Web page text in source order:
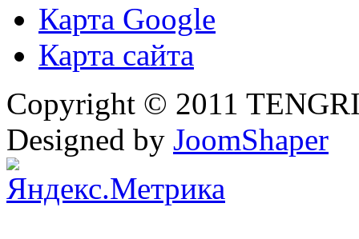
Карта Google
Карта сайта
Copyright © 2011
Designed by JoomShaper